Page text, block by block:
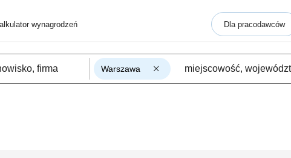
wynagrodzeń Dla pracodawców
Warszawa